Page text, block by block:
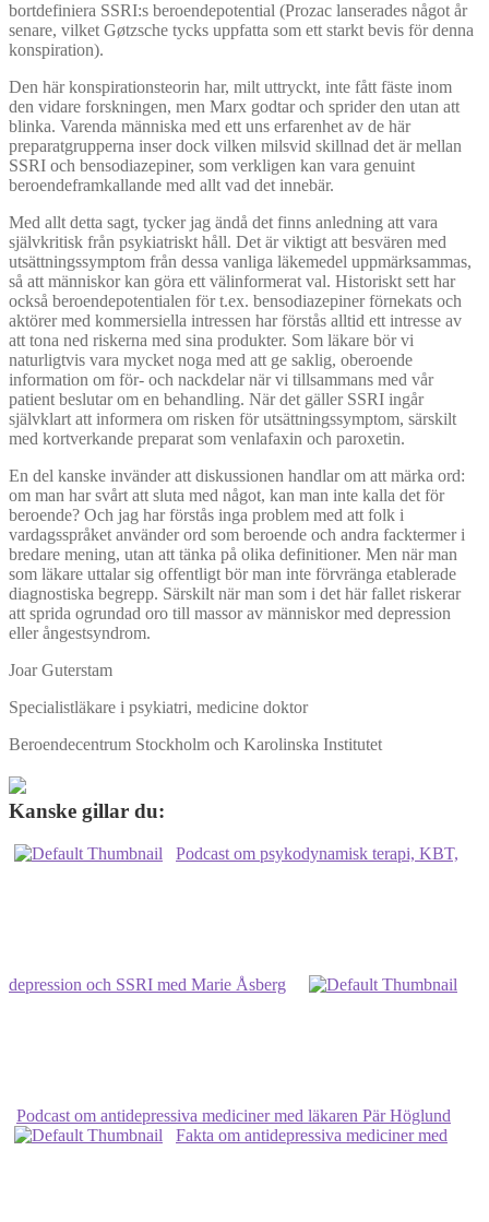
bortdefiniera SSRI:s beroendepotential (Prozac lanserades något år
senare, vilket Gøtzsche tycks uppfatta som ett starkt bevis för denna
konspiration).
Den här konspirationsteorin har, milt uttryckt, inte fått fäste inom
den vidare forskningen, men Marx godtar och sprider den utan att
blinka. Varenda människa med ett uns erfarenhet av de här
preparatgrupperna inser dock vilken milsvid skillnad det är mellan
SSRI och bensodiazepiner, som verkligen kan vara genuint
beroendeframkallande med allt vad det innebär.
Med allt detta sagt, tycker jag ändå det finns anledning att vara
självkritisk från psykiatriskt håll. Det är viktigt att besvären med
utsättningssymptom från dessa vanliga läkemedel uppmärksammas,
så att människor kan göra ett välinformerat val. Historiskt sett har
också beroendepotentialen för t.ex. bensodiazepiner förnekats och
aktörer med kommersiella intressen har förstås alltid ett intresse av
att tona ned riskerna med sina produkter. Som läkare bör vi
naturligtvis vara mycket noga med att ge saklig, oberoende
information om för- och nackdelar när vi tillsammans med vår
patient beslutar om en behandling. När det gäller SSRI ingår
självklart att informera om risken för utsättningssymptom, särskilt
med kortverkande preparat som venlafaxin och paroxetin.
En del kanske invänder att diskussionen handlar om att märka ord:
om man har svårt att sluta med något, kan man inte kalla det för
beroende? Och jag har förstås inga problem med att folk i
vardagsspråket använder ord som beroende och andra facktermer i
bredare mening, utan att tänka på olika definitioner. Men när man
som läkare uttalar sig offentligt bör man inte förvränga etablerade
diagnostiska begrepp. Särskilt när man som i det här fallet riskerar
att sprida ogrundad oro till massor av människor med depression
eller ångestsyndrom.
Joar Guterstam
Specialistläkare i psykiatri, medicine doktor
Beroendecentrum Stockholm och Karolinska Institutet
Kanske gillar du:
Podcast om psykodynamisk terapi, KBT,
depression och SSRI med Marie Åsberg
Podcast om antidepressiva mediciner med läkaren Pär Höglund
Fakta om antidepressiva mediciner med